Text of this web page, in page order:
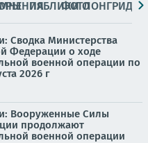
МНЕНИЯПАБЛИКИ
ФОТОЛОНГРИДЫ
Сводка Министерства
Федерации о ходе
военной операции по
2026 г
Вооруженные Силы
продолжают
военной операции